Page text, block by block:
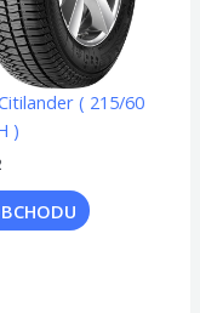
( 215/60
)